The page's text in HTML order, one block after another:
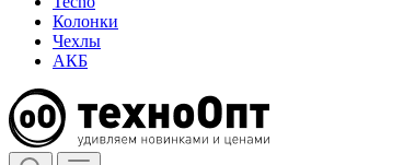
Колонки
Чехлы
АКБ